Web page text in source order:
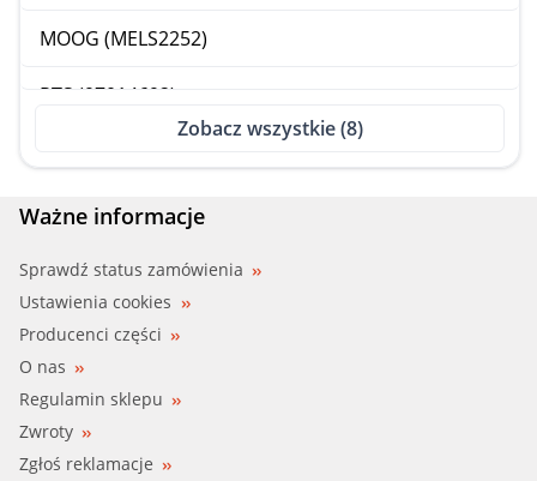
MOOG (MELS2252)
RTS (97014692)
Zobacz wszystkie (8)
Ważne informacje
Sprawdź status zamówienia
Ustawienia cookies
Producenci części
O nas
Regulamin sklepu
Zwroty
Zgłoś reklamacje